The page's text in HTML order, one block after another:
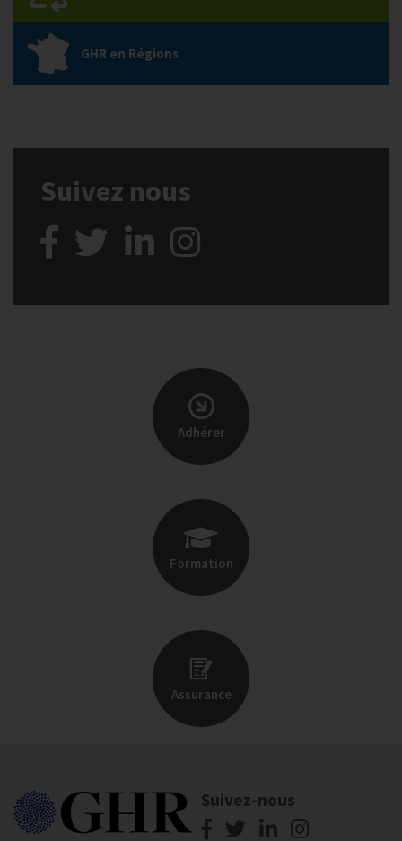
GHR en Régions
Suivez nous
Adhérer
Formation
Assurance
Suivez-nous